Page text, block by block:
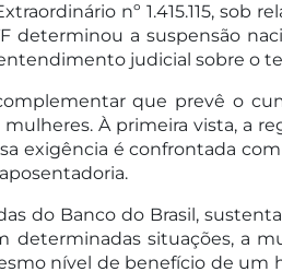
nº 1.415.115,
determinou a suspensão
judicial sobre o
que prevê o
À primeira vista, a
exigência é confrontada
do Banco do Brasil,
determinadas situações, a
nível de benefício de